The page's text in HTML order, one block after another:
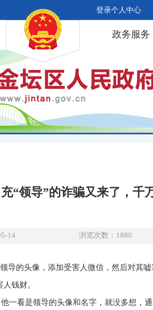
登录个人中心
政务服务
“领导”的诈骗又来了，千
14 浏览次数： 1880
导的头像，添加受害人微信，然后对其
钱财。
一看是领导的头像和名字，就没多想，